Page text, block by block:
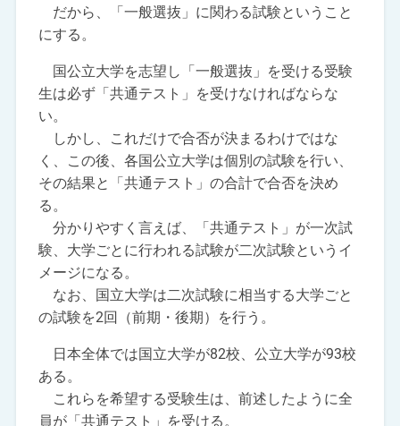
だから、「一般選抜」に関わる試験ということ
にする。
国公立大学を志望し「一般選抜」を受ける受験
生は必ず「共通テスト」を受けなければならな
い。
しかし、これだけで合否が決まるわけではな
く、この後、各国公立大学は個別の試験を行い、
その結果と「共通テスト」の合計で合否を決め
る。
分かりやすく言えば、「共通テスト」が一次試
験、大学ごとに行われる試験が二次試験というイ
メージになる。
なお、国立大学は二次試験に相当する大学ごと
の試験を2回（前期・後期）を行う。
日本全体では国立大学が82校、公立大学が93校
ある。
これらを希望する受験生は、前述したように全
員が「共通テスト」を受ける。